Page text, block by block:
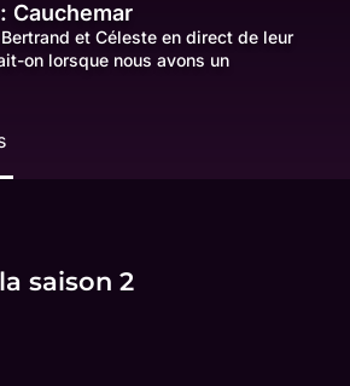
Cauchemar
et Céleste en direct de leur
on lorsque nous avons un
saison 2